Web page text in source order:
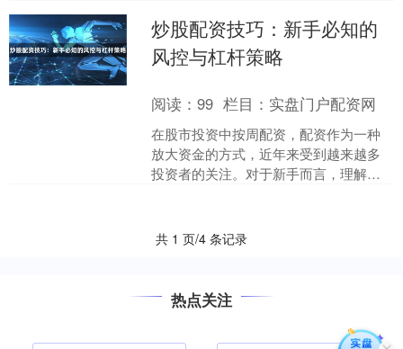
本文将分享几个实用的炒股....
炒股配资技巧：新手必知的
风控与杠杆策略
阅读：99 栏目： 实盘门户配资网
在股市投资中按周配资，配资作为一种
放大资金的方式，近年来受到越来越多
投资者的关注。对于新手而言，理解配
共 1 页/4 条记录
热点关注